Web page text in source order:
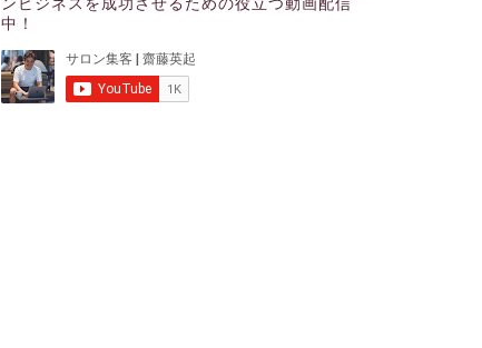
ンビジネスを成功させるための役立つ動画配信
中！